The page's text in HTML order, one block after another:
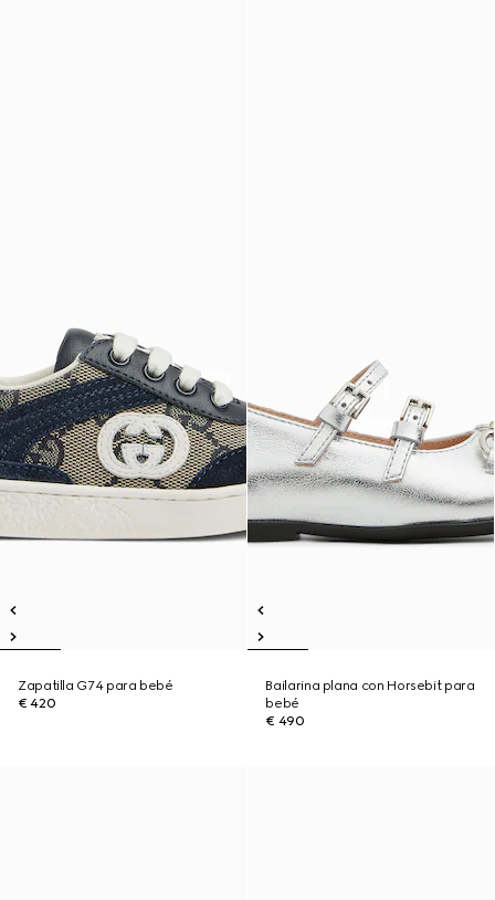
Zapatilla G74 para bebé
€ 420
Bailarina plana con Horsebit para
bebé
€ 490